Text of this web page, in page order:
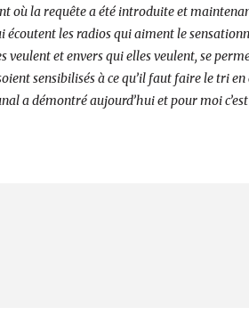
où la requête a été introduite et
écoutent les radios qui aiment le
veulent et envers qui elles veulent, se
sensibilisés à ce qu’il faut faire le tri
a démontré aujourd’hui et pour moi